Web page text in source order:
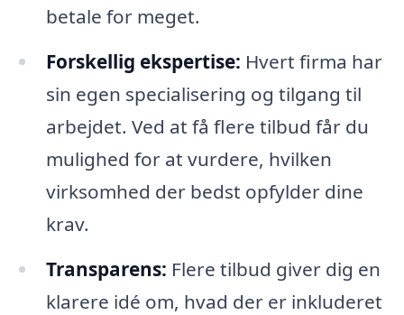
betale for meget.
Forskellig ekspertise: Hvert firma har
sin egen specialisering og tilgang til
arbejdet. Ved at få flere tilbud får du
mulighed for at vurdere, hvilken
virksomhed der bedst opfylder dine
krav.
Transparens: Flere tilbud giver dig en
klarere idé om, hvad der er inkluderet